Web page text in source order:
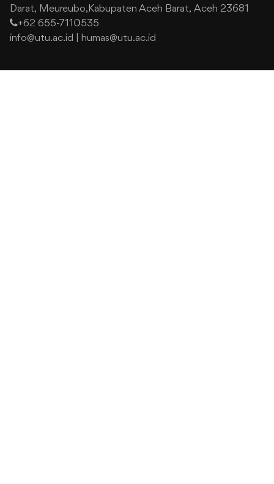
Darat, Meureubo,Kabupaten Aceh Barat, Aceh 23681
+62 655-7110535
info@utu.ac.id
humas@utu.ac.id